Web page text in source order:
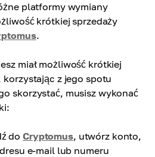
platformy wymiany
krótkiej sprzedaży
.
miał możliwość krótkiej
z jego spotu
skorzystać, musisz wykonać
doCryptomus, utwórz konto,
e-mail lub numeru